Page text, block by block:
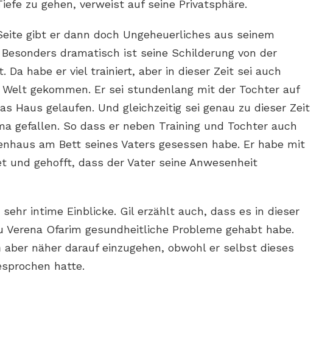
zu gehen, verweist auf seine Privatsphäre.
gibt er dann doch Ungeheuerliches aus seinem
dramatisch ist seine Schilderung von der
Da habe er viel trainiert, aber in dieser Zeit sei auch
gekommen. Er sei stundenlang mit der Tochter auf
Haus gelaufen. Und gleichzeitig sei genau zu dieser Zeit
gefallen. So dass er neben Training und Tochter auch
am Bett seines Vaters gesessen habe. Er habe mit
und gehofft, dass der Vater seine Anwesenheit
sehr intime Einblicke. Gil erzählt auch, dass es in dieser
Verena Ofarim gesundheitliche Probleme gehabt habe.
aber näher darauf einzugehen, obwohl er selbst dieses
hatte.